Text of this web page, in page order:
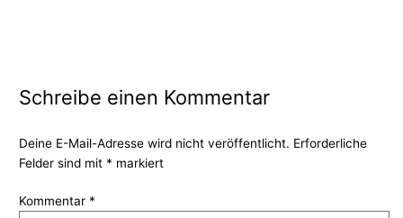
Schreibe einen Kommentar
Deine E-Mail-Adresse wird nicht veröffentlicht. Erforderliche
Felder sind mit * markiert
Kommentar *